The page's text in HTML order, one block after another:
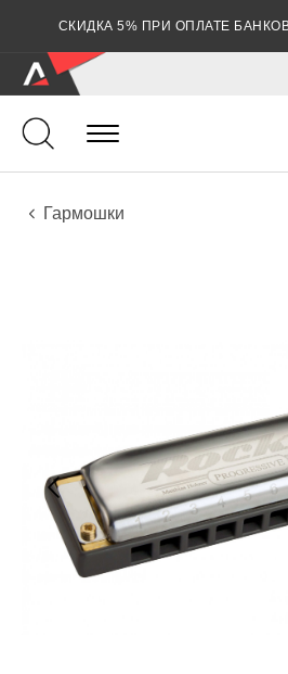
СКИДКА 5% ПРИ ОПЛАТЕ
Духовые
Губные гармошки и мелодики
Инструменты
Гармошки